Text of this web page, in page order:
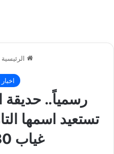
الرئيسية
رسمياً.. حديقة
تستعيد اسمها
غياب 130 عاماً